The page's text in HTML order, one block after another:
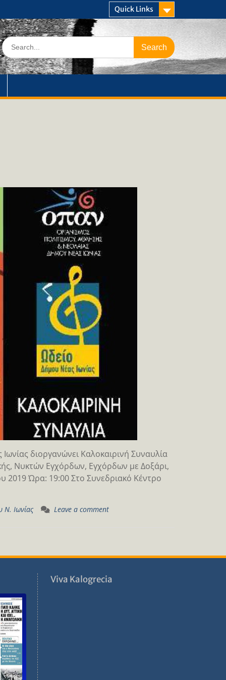
Quick Links
Search
for:
διοργανώνει Καλοκαιρινή Συναυλία
Νυκτών Εγχόρδων, Εγχόρδων με Δοξάρι,
2019 Ώρα: 19:00 Στο Συνεδριακό Κέντρο
Ν. Ιωνίας Leave a comment
Viva Kalogrecia